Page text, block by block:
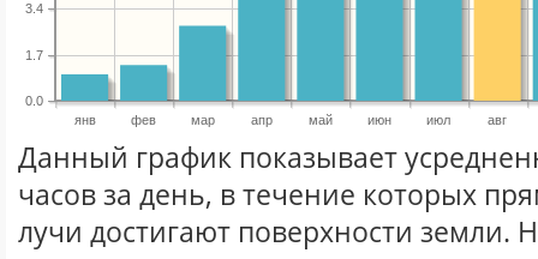
янв фев мар апр май июн июл авг
0.0
1.7
3.4
Данный график показывает
часов за день, в течение которых
лучи достигают поверхности земли.